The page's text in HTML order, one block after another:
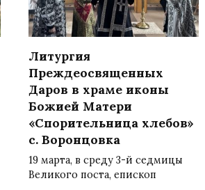
Литургия
Преждеосвященных
Даров в храме иконы
Божией Матери
«Спорительница хлебов»
с. Воронцовка
19 марта, в среду 3-й седмицы
Великого поста, епископ